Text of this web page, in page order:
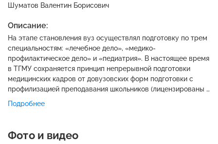
Шуматов Валентин Борисович
Описание:
На этапе становления вуз осуществлял подготовку по трем
специальностям: «лечебное дело», «медико-
профилактическое дело» и «педиатрия». В настоящее время
в ТГМУ сохраняется принцип непрерывной подготовки
медицинских кадров от довузовских форм подготовки с
профилизацией преподавания школьников (лицензированы 2
основные: среднее (полное) общее; основное общее,
подготовка к поступлению в вуз), подготовка специалистов
образования. Принцип Болонской конвенции «Образование
через всю жизнь» реализуется посредством программ
Подробнее
Фото и видео